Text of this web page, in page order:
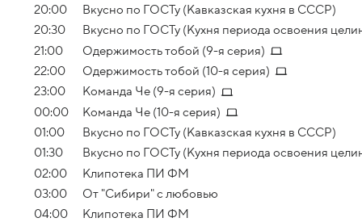
20:00
Вкусно по ГОСТу (Кавказская кухня в СССР)
20:30
Вкусно по ГОСТу (Кухня периода освоения
21:00
Одержимость тобой (9-я серия)
22:00
Одержимость тобой (10-я серия)
23:00
Команда Че (9-я серия)
00:00
Команда Че (10-я серия)
01:00
Вкусно по ГОСТу (Кавказская кухня в СССР)
01:30
Вкусно по ГОСТу (Кухня периода освоения
02:00
Клипотека ПИ ФМ
03:00
От "Сибири" с любовью
04:00
Клипотека ПИ ФМ